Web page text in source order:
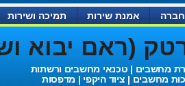
חברה אמנת שירות תמיכה ושירות
(ראם יבוא
מחשבים | טכנאי מחשבים ורשתות
מחשבים | ציוד היקפי | מדפסות